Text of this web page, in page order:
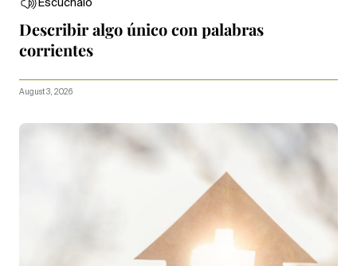
Escúchalo
Describir algo único con palabras
corrientes
August 3, 2026